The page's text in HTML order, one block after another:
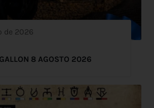
de 2026
8 AGOSTO 2026